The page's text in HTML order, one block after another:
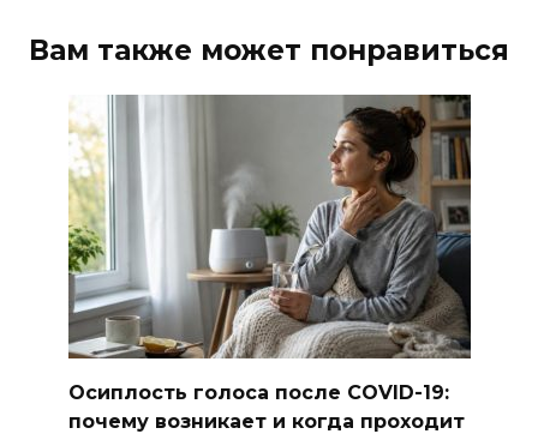
Вам также может понравиться
Осиплость голоса после COVID-19:
почему возникает и когда проходит